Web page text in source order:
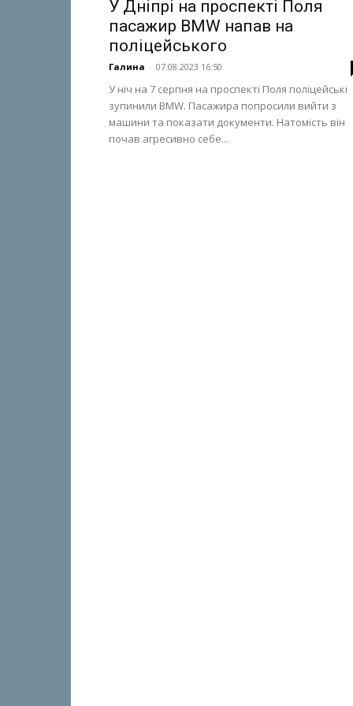
У Дніпрі на проспекті Поля
пасажир BMW напав на
поліцейського
Галина - 07.08.2023 16:50
У ніч на 7 серпня на проспекті Поля поліцейські
зупинили BMW. Пасажира попросили вийти з
машини та показати документи. Натомість він
почав агресивно себе...